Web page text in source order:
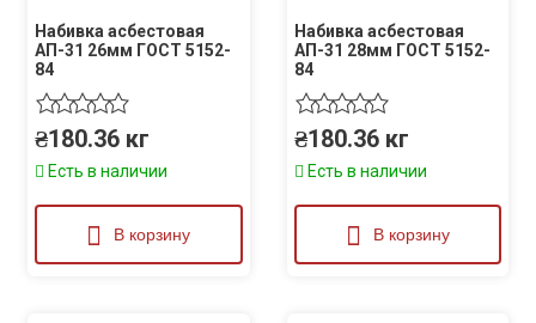
Набивка асбестовая
АП-31 26мм ГОСТ 5152-
84
₴180.36 кг
Есть в наличии
В корзину
Набивка асбестовая
АП-31 28мм ГОСТ 5152-
84
₴180.36 кг
Есть в наличии
В корзину